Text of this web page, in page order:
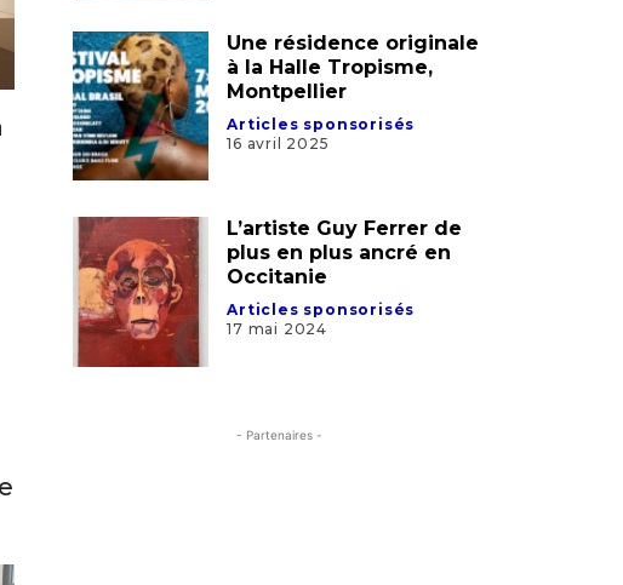
Une résidence originale
à la Halle Tropisme,
Montpellier
Articles sponsorisés
L’artiste Guy Ferrer de
plus en plus ancré en
Occitanie
Articles sponsorisés